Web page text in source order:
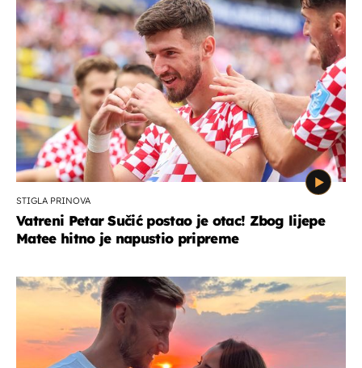
STIGLA PRINOVA
Vatreni Petar Sučić postao je otac! Zbog lijepe
Matee hitno je napustio pripreme